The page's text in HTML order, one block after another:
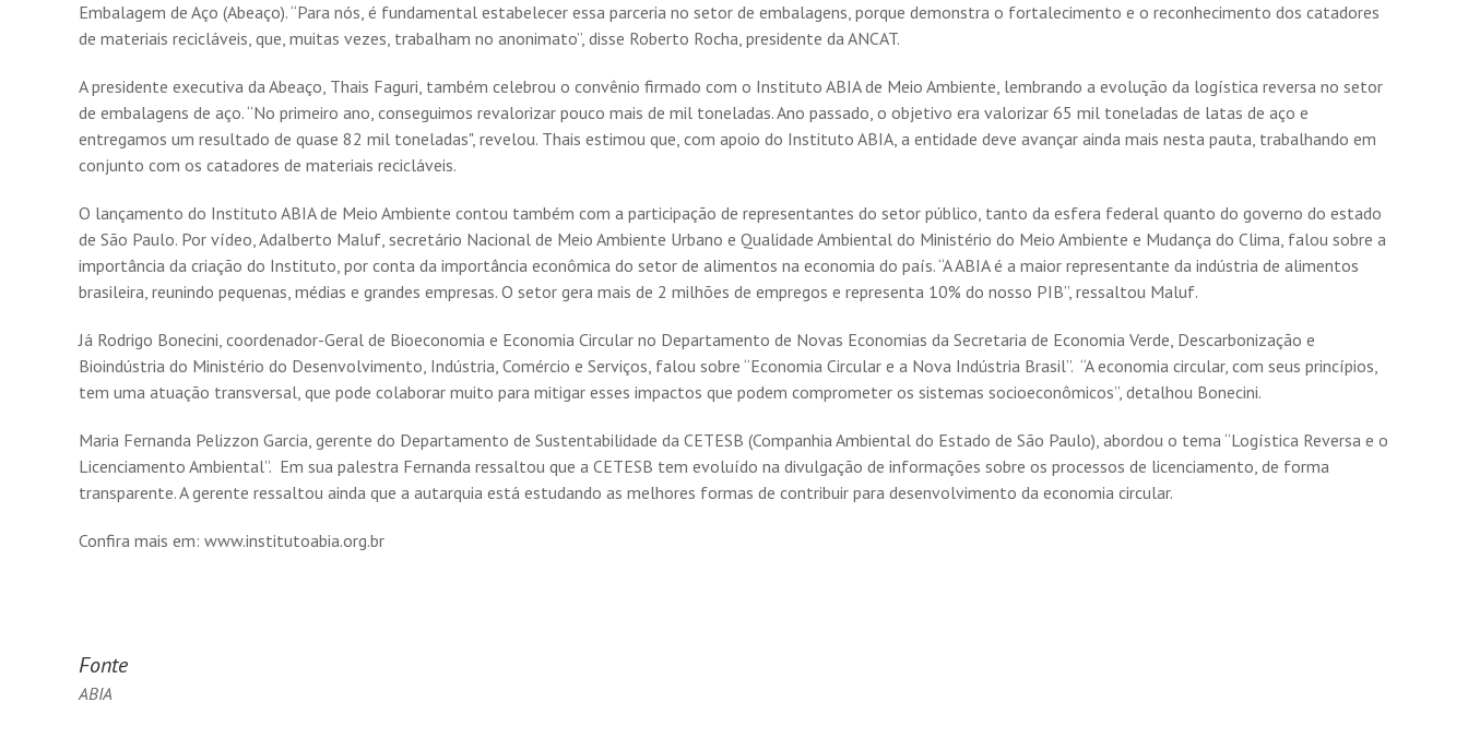
Embalagem de Aço (Abeaço). “Para nós, é fundamental estabelecer essa parceria no setor de embalagens, porque demonstra o fortalecimento e o reconhecimento dos catadores
de materiais recicláveis, que, muitas vezes, trabalham no anonimato”, disse Roberto Rocha, presidente da ANCAT.
A presidente executiva da Abeaço, Thais Faguri, também celebrou o convênio firmado com o Instituto ABIA de Meio Ambiente, lembrando a evolução da logística reversa no setor
de embalagens de aço. “No primeiro ano, conseguimos revalorizar pouco mais de mil toneladas. Ano passado, o objetivo era valorizar 65 mil toneladas de latas de aço e
entregamos um resultado de quase 82 mil toneladas", revelou. Thais estimou que, com apoio do Instituto ABIA, a entidade deve avançar ainda mais nesta pauta, trabalhando em
conjunto com os catadores de materiais recicláveis.
O lançamento do Instituto ABIA de Meio Ambiente contou também com a participação de representantes do setor público, tanto da esfera federal quanto do governo do estado
de São Paulo. Por vídeo, Adalberto Maluf, secretário Nacional de Meio Ambiente Urbano e Qualidade Ambiental do Ministério do Meio Ambiente e Mudança do Clima, falou sobre a
importância da criação do Instituto, por conta da importância econômica do setor de alimentos na economia do país. “A ABIA é a maior representante da indústria de alimentos
brasileira, reunindo pequenas, médias e grandes empresas. O setor gera mais de 2 milhões de empregos e representa 10% do nosso PIB”, ressaltou Maluf.
Já Rodrigo Bonecini, coordenador-Geral de Bioeconomia e Economia Circular no Departamento de Novas Economias da Secretaria de Economia Verde, Descarbonização e
Bioindústria do Ministério do Desenvolvimento, Indústria, Comércio e Serviços, falou sobre “Economia Circular e a Nova Indústria Brasil”. “A economia circular, com seus princípios,
tem uma atuação transversal, que pode colaborar muito para mitigar esses impactos que podem comprometer os sistemas socioeconômicos”, detalhou Bonecini.
Maria Fernanda Pelizzon Garcia, gerente do Departamento de Sustentabilidade da CETESB (Companhia Ambiental do Estado de São Paulo), abordou o tema “Logística Reversa e o
Licenciamento Ambiental”. Em sua palestra Fernanda ressaltou que a CETESB tem evoluído na divulgação de informações sobre os processos de licenciamento, de forma
transparente. A gerente ressaltou ainda que a autarquia está estudando as melhores formas de contribuir para desenvolvimento da economia circular.
Confira mais em: www.institutoabia.org.br
Fonte
ABIA